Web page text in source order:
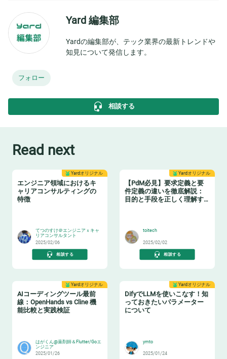
Yard 編集部
Yardの編集部が、テック業界の最新トレンドや
知見について発信します。
フォロー
相談する
Read next
Yardオリジナル
エンジニア領域におけるキ
ャリアコンサルティングの
特徴
てつのすけ＠エンジニアｘキャ
リアコンサルタント
2025/02/06
相談する
Yardオリジナル
【PdM必見】要求定義と要
件定義の違いを徹底解説：
目的と手段を正しく理解す
toitech
2025/02/02
相談する
Yardオリジナル
AIコーディングツール最前
線：OpenHands vs Cline 機
能比較と実践検証
はがくん@薬剤師＆Flutter/Goエ
ンジニア
2025/01/26
Yardオリジナル
DifyでLLMを使いこなす！知
っておきたいパラメーター
について
ymto
2025/01/24